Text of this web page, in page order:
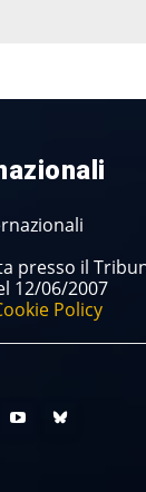
presso il
12/06/2007
Policy